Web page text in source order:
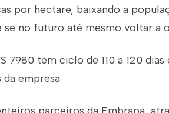
por hectare, baixando a
se no futuro até mesmo voltar a
7980 tem ciclo de 110 a 120
empresa.